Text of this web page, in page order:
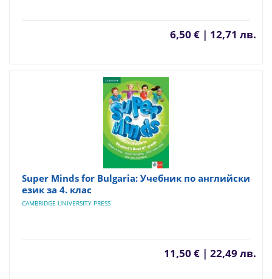
6,50 € | 12,71 лв.
Super Minds for Bulgaria: Учебник по английски
език за 4. клас
CAMBRIDGE UNIVERSITY PRESS
11,50 € | 22,49 лв.